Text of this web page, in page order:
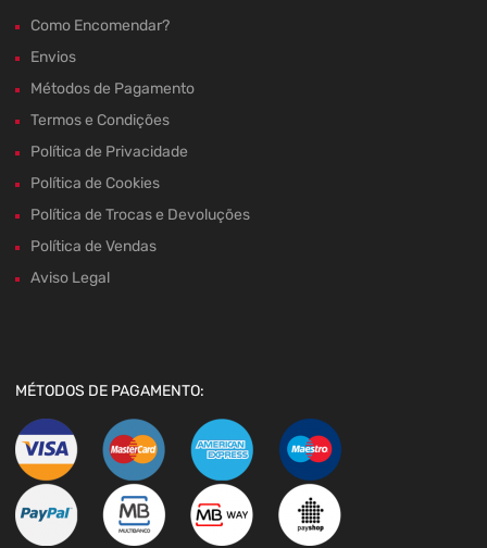
Como Encomendar?
Envios
Métodos de Pagamento
Termos e Condições
Política de Privacidade
Política de Cookies
Política de Trocas e Devoluções
Política de Vendas
Aviso Legal
MÉTODOS DE PAGAMENTO: